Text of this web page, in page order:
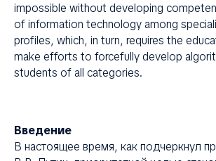
impossible without developing
of information technology among
profiles, which, in turn, requires the
make efforts to forcefully develop
students of all categories.
Введение
В настоящее время, как подчеркнул